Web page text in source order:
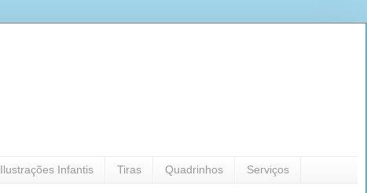
Ilustrações Infantis Tiras Quadrinhos Serviços